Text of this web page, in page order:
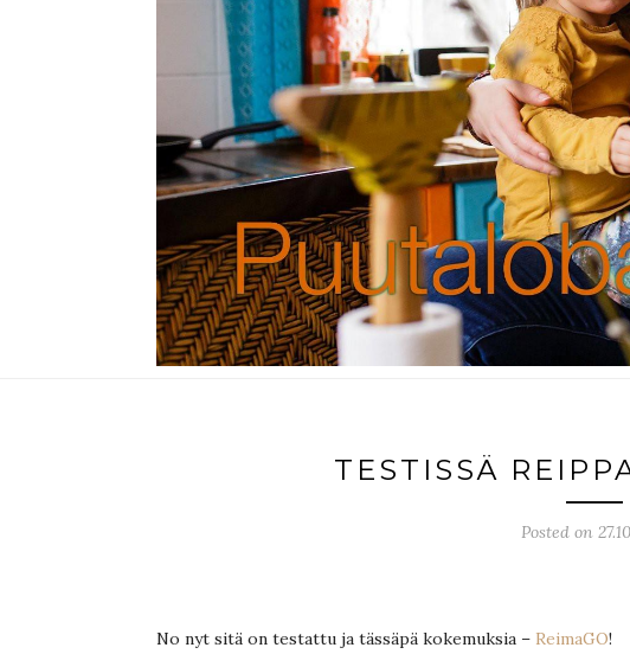
TESTISSÄ
Posted on
No nyt sitä on testattu ja tässäpä kokemuksia – ReimaGO!